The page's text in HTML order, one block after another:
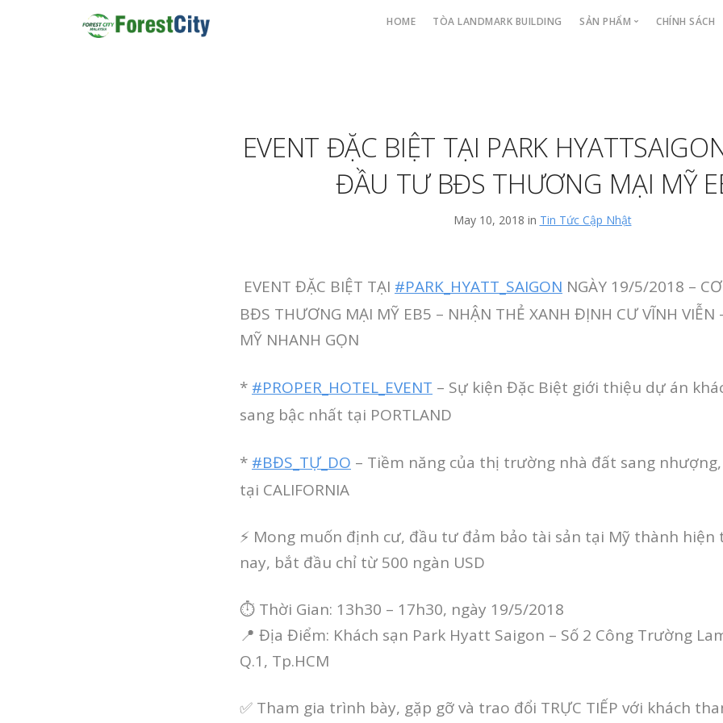
HOME TÒA LANDMARK BUILDING SẢN PHẨM CHÍNH SÁCH
EVENT ĐẶC BIỆT TẠI PARK
ĐẦU TƯ BĐS THƯƠNG MẠI MỸ
May 10, 2018 in Tin Tức Cập Nhật
EVENT ĐẶC BIỆT TẠI #PARK_HYATT_SAIGON NGÀY 19/5/2018 –
BĐS THƯƠNG MẠI MỸ EB5 – NHẬN THẺ XANH ĐỊNH CƯ VĨNH VIỄN
MỸ NHANH GỌN
* #PROPER_HOTEL_EVENT – Sự kiện Đặc Biệt giới thiệu dự án
sang bậc nhất tại PORTLAND
* #BĐS_TỰ_DO – Tiềm năng của thị trường nhà đất sang
tại CALIFORNIA
⚡️ Mong muốn định cư, đầu tư đảm bảo tài sản tại Mỹ thành
nay, bắt đầu chỉ từ 500 ngàn USD
⏱ Thời Gian: 13h30 – 17h30, ngày 19/5/2018
📍 Địa Điểm: Khách sạn Park Hyatt Saigon – Số 2 Công Trường
Q.1, Tp.HCM
✅ Tham gia trình bày, gặp gỡ và trao đổi TRỰC TIẾP với khách